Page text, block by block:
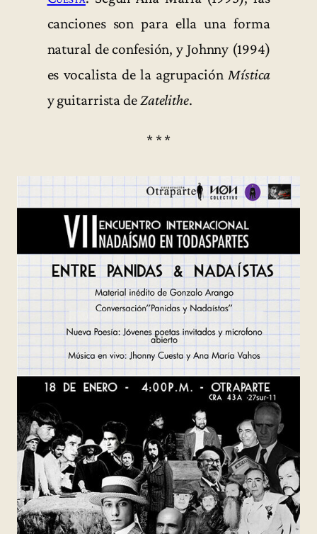
canciones son para ella una forma
natural de confesión, y Johnny (1994)
es vocalista de la agrupaciónMística
y guitarrista deZatelithe.
* * *